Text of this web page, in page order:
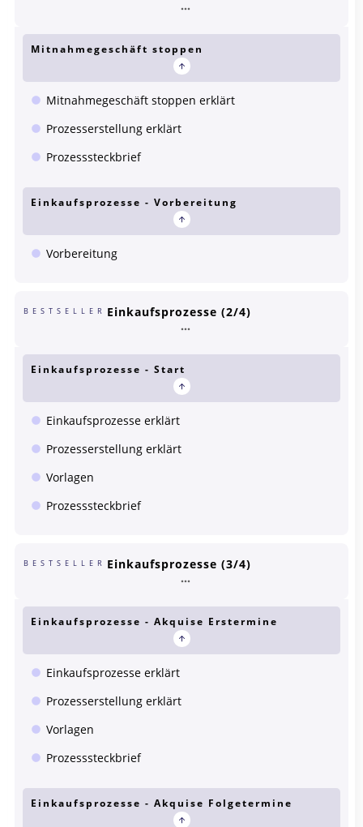
Mitnahmegeschäft stoppen
Mitnahmegeschäft stoppen erklärt
Prozesserstellung erklärt
Prozesssteckbrief
Einkaufsprozesse - Vorbereitung
Vorbereitung
BESTSELLER Einkaufsprozesse (2/4)
Einkaufsprozesse - Start
Einkaufsprozesse erklärt
Prozesserstellung erklärt
Vorlagen
Prozesssteckbrief
BESTSELLER Einkaufsprozesse (3/4)
Einkaufsprozesse - Akquise Erstermine
Einkaufsprozesse erklärt
Prozesserstellung erklärt
Vorlagen
Prozesssteckbrief
Einkaufsprozesse - Akquise Folgetermine